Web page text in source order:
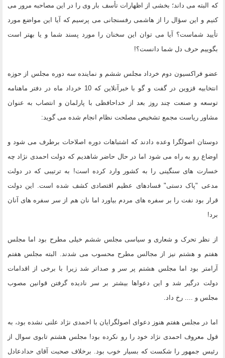
که البته می داند؛ بخشی از اظهارات تأسف بار وی را در این مصاحبه مرور می
کنیم و این سؤال را از هاشمی رفسنجانی می پرسیم که آیا این مواضع مورد
تأیید شماست؟ آیا می توان این سخنان را مورد پسند شما و یا بهتر است
بگوییم حرف دل شما دانست؟!
عضو فراکسیون دوم خرداد مجلس ششم و نماینده سه دوره مجلس از حوزه
انتخابیه قزوین در گفت و گو با خبرآنلاین که 10 خرداد ماه در دفتر ماهنامه
توسعه و صنعت چند روز بعد از خداحافظی با پارلمان و انتصاب به عنوان
مشاور ریاست مجمع تشخیص مصلحت نظام انجام شده می گوید:
دوستان اصولگرا وعده دادند که اشتباهات دوره اصلاحات برطرف می شود و
اوضاع رو به راه می شود اما در حال حاضر شاهدیم که دولت احمدی نژاد چه
خسارت های سنگینی را به کشور وارد کرده است! به ترتیبی که در دولت
مدعی "پاک دستی" فسادهای عظیم اقتصادی کشف شده است. این دولت
قرار بود نفت را بر سفره های مردم بیاورد اما نان هم از سر سفره های آنان
برد!
از نظر تحرک و شعاری و سیاسی مجلس ششم خیلی مطرح بود اما مجلس
هفتم و هشتم نیز از مجالس مطرح محسوب می شدند. البته مجلس هفتم
آرامتر بود اما مجلس هشتم پر سر و صداتر شد زیرا با برخی از اقدامات
دولت درگیر شد و این دعواها بیشتر بر سر نادیده گرفتن قوانین مصوب
مجلس و .... رخ داد.
اما در مجلس هفتم هنوز دعوای اصولگرایان با احمدی نژاد علنی نشده بود، به
قول معروف احمدی نژاد خود را رو نکرده بود! مجلس هشتم تابوی سوال از
رئیس جمهور را شکست که بسیار خوب بود. برخلاف صحبت آقای حدادعادل